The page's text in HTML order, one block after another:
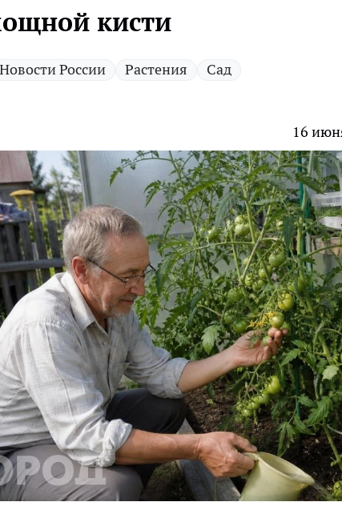
кисти
Новости России Растения Сад
16